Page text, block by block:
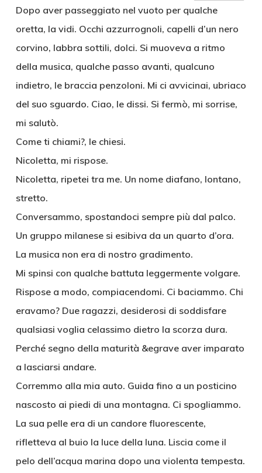
Dopo aver passeggiato nel vuoto per qualche
oretta, la vidi. Occhi azzurrognoli, capelli d’un nero
corvino, labbra sottili, dolci. Si muoveva a ritmo
della musica, qualche passo avanti, qualcuno
indietro, le braccia penzoloni. Mi ci avvicinai, ubriaco
del suo sguardo. Ciao, le dissi. Si fermò, mi sorrise,
mi salutò.
Come ti chiami?, le chiesi.
Nicoletta, mi rispose.
Nicoletta, ripetei tra me. Un nome diafano, lontano,
stretto.
Conversammo, spostandoci sempre più dal palco.
Un gruppo milanese si esibiva da un quarto d’ora.
La musica non era di nostro gradimento.
Mi spinsi con qualche battuta leggermente volgare.
Rispose a modo, compiacendomi. Ci baciammo. Chi
eravamo? Due ragazzi, desiderosi di soddisfare
qualsiasi voglia celassimo dietro la scorza dura.
Perché segno della maturità &egrave aver imparato
a lasciarsi andare.
Corremmo alla mia auto. Guida fino a un posticino
nascosto ai piedi di una montagna. Ci spogliammo.
La sua pelle era di un candore fluorescente,
rifletteva al buio la luce della luna. Liscia come il
pelo dell’acqua marina dopo una violenta tempesta.